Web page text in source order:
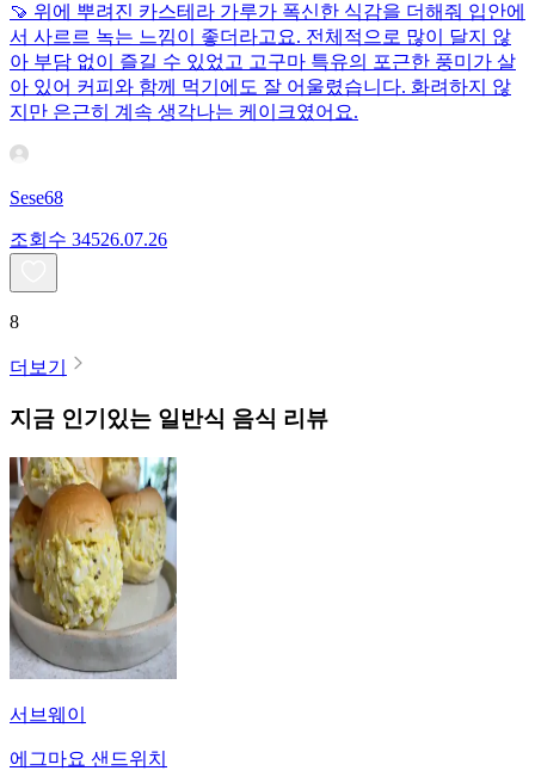
🍠 위에 뿌려진 카스테라 가루가 폭신한 식감을 더해줘 입안에
서 사르르 녹는 느낌이 좋더라고요. 전체적으로 많이 달지 않
아 부담 없이 즐길 수 있었고 고구마 특유의 포근한 풍미가 살
아 있어 커피와 함께 먹기에도 잘 어울렸습니다. 화려하지 않
지만 은근히 계속 생각나는 케이크였어요.
Sese68
조회수 34526.07.26
8
더보기
지금 인기있는 일반식 음식 리뷰
서브웨이
에그마요 샌드위치